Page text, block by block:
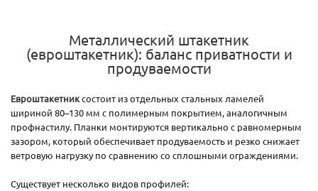
Металлический штакетник
(евроштакетник): баланс приватности и
продуваемости
Евроштакетниксостоит из отдельных стальных ламелей
шириной 80–130 мм с полимерным покрытием, аналогичным
профнастилу. Планки монтируются вертикально с равномерным
зазором, который обеспечивает продуваемость и резко снижает
ветровую нагрузку по сравнению со сплошными ограждениями.
Существует несколько видов профилей: